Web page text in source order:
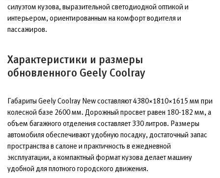
силуэтом кузова, выразительной светодиодной оптикой и
интерьером, ориентированным на комфорт водителя и
пассажиров.
Характеристики и размеры
обновленного Geely Coolray
Габариты Geely Coolray New составляют 4380×1810×1615 мм при
колесной базе 2600 мм. Дорожный просвет равен 180-182 мм, а
объем багажного отделения составляет 330 литров. Размеры
автомобиля обеспечивают удобную посадку, достаточный запас
пространства в салоне и практичность в ежедневной
эксплуатации, а компактный формат кузова делает машину
удобной для плотного городского движения.